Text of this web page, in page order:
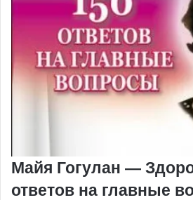
Майя Гогулан —
ответов на главные